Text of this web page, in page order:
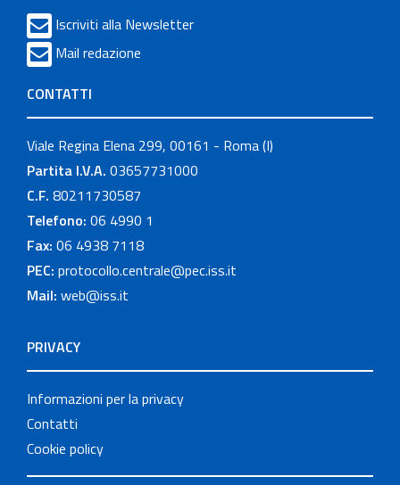
Iscriviti alla Newsletter
Mail redazione
CONTATTI
Viale Regina Elena 299, 00161 - Roma (I)
Partita I.V.A. 03657731000
C.F. 80211730587
Telefono: 06 4990 1
Fax: 06 4938 7118
PEC: protocollo.centrale@pec.iss.it
Mail: web@iss.it
PRIVACY
Informazioni per la privacy
Contatti
Cookie policy